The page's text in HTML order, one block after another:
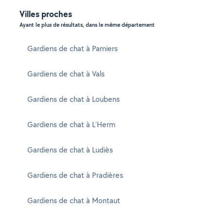
Villes proches
Ayant le plus de résultats, dans le même département
Gardiens de chat à Pamiers
Gardiens de chat à Vals
Gardiens de chat à Loubens
Gardiens de chat à L'Herm
Gardiens de chat à Ludiès
Gardiens de chat à Pradières
Gardiens de chat à Montaut